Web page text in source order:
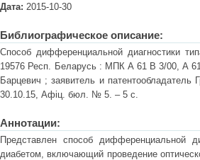
Дата: 2015-10-30
Библиографическое описание:
Способ дифференциальной диагностики
19576 Респ. Беларусь : МПК A 61 В 3/00, A
Барцевич ; заявитель и
30.10.15, Афіц. бюл. № 5. – 5 с.
Аннотации:
Представлен способ дифференциальной
диабетом, включающий проведение